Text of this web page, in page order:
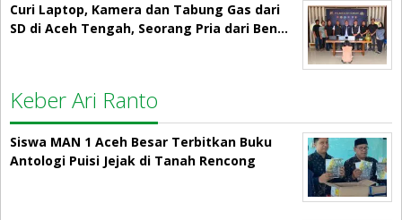
Curi Laptop, Kamera dan Tabung Gas dari
SD di Aceh Tengah, Seorang Pria dari Ben…
Keber Ari Ranto
Siswa MAN 1 Aceh Besar Terbitkan Buku
Antologi Puisi Jejak di Tanah Rencong